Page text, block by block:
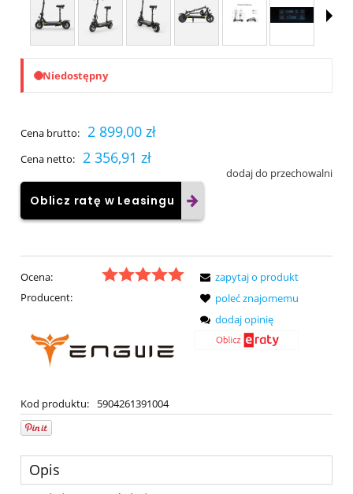
Niedostępny
Cena brutto: 2 899,00 zł
Cena netto: 2 356,91 zł
dodaj do przechowalni
Oblicz ratę w Leasingu
Ocena:
Producent:
Kod produktu: 5904261391004
zapytaj o produkt
poleć znajomemu
dodaj opinię
Opis